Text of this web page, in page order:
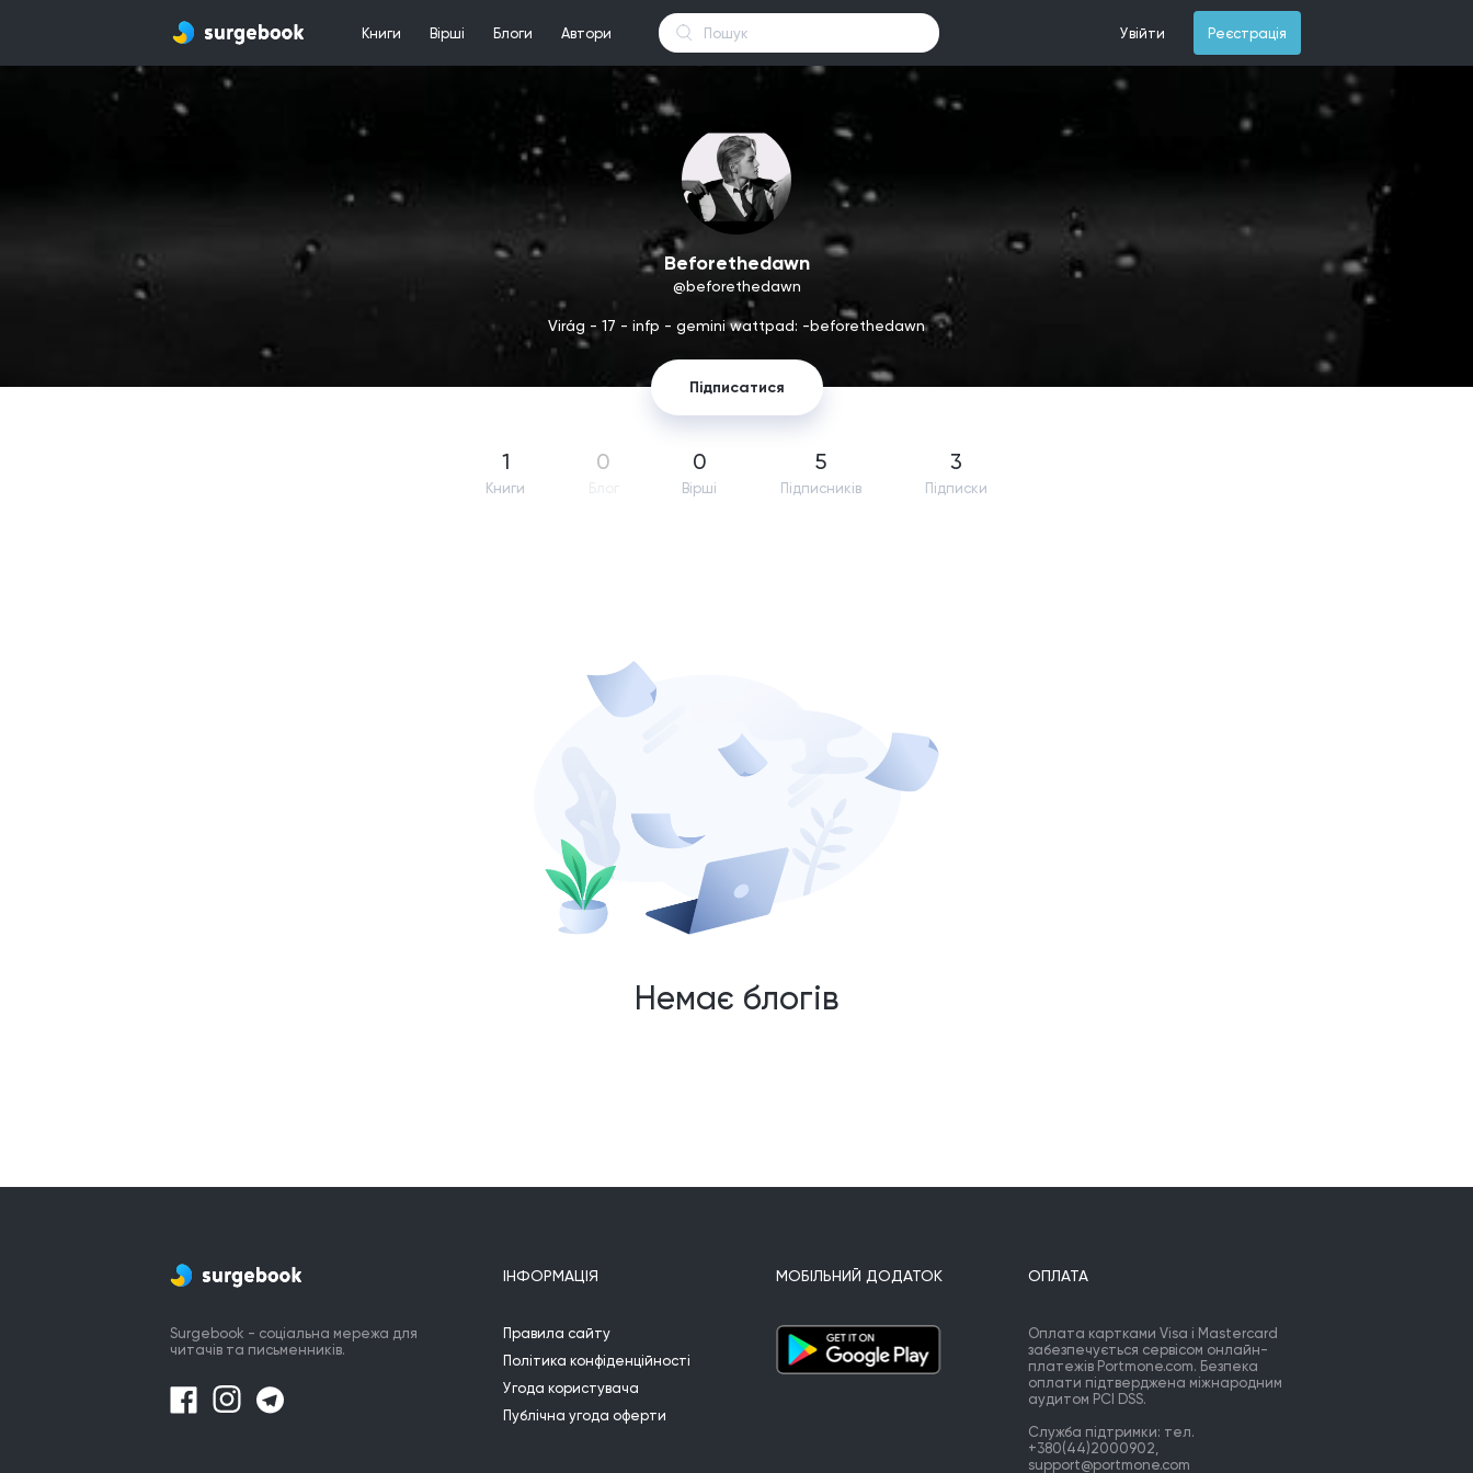
Книги Вірші Блоги Автори Увійти Реєстрація
Beforethedawn
@beforethedawn
Virág - 17 - infp - gemini wattpad: -beforethedawn
Підписатися
1
Книги
0 0
Вірші
5
Підпиcників
3
Підписки
Немає блогів
Surgebook - соціальна мережа для
читачів та письменників.
ІНФОРМАЦІЯ
Правила сайту
Політика конфіденційності
Угода користувача
Публічна угода оферти
МОБІЛЬНИЙ ДОДАТОК ОПЛАТА
Оплата картками Visa і Mastercard
забезпечується сервісом онлайн-
платежів Portmone.com. Безпека
оплати підтверджена міжнародним
аудитом PCI DSS.
Служба підтримки: тел.
+380(44)2000902,
support@portmone.com